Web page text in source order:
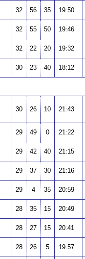
32 56 35 19:50
32 55 50 19:46
32 22 20 19:32
30 23 40 18:12
30 26 10 21:43
29 49 0 21:22
29 42 40 21:15
29 37 30 21:16
29 4 35 20:59
28 35 15 20:49
28 27 15 20:41
28 26 5 19:57